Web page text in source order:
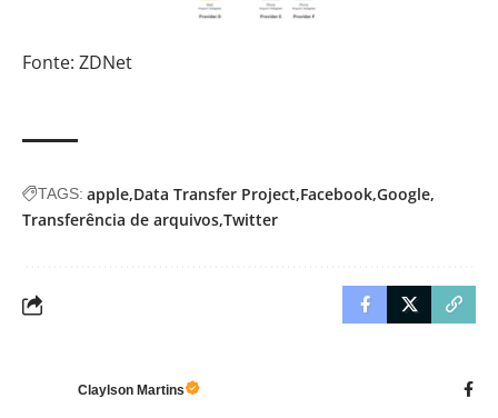
Fonte: ZDNet
TAGS: apple Data Transfer Project Facebook Google
Transferência de arquivos Twitter
Claylson Martins